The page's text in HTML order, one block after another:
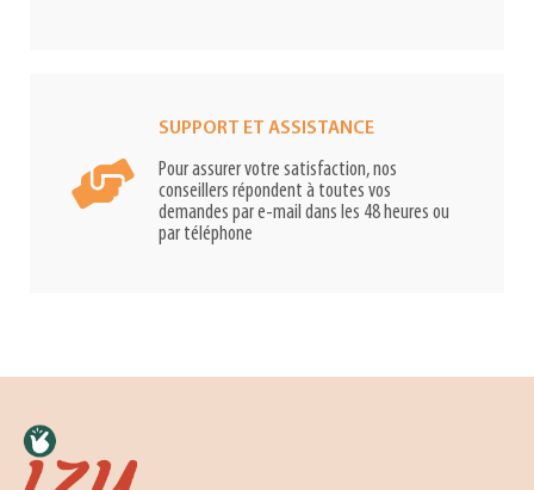
SUPPORT ET ASSISTANCE
Pour assurer votre satisfaction, nos
conseillers répondent à toutes vos
demandes par e-mail dans les 48 heures ou
par téléphone